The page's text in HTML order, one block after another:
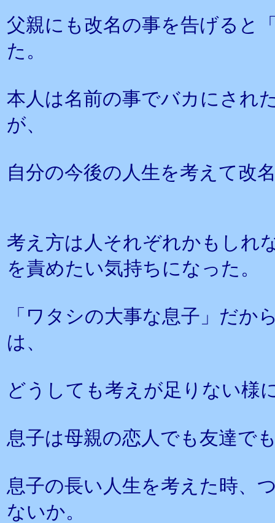
父親にも改名の事を告げると
た。
本人は名前の事でバカにされ
が、
自分の今後の人生を考えて改
考え方は人それぞれかもしれ
を責めたい気持ちになった。
「ワタシの大事な息子」だか
は、
どうしても考えが足りない様
息子は母親の恋人でも友達で
息子の長い人生を考えた時、
ないか。